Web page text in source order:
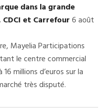
dans la grande
et Carrefour6 août
Mayelia Participations
le centre commercial
millions d’euros sur la
très disputé.